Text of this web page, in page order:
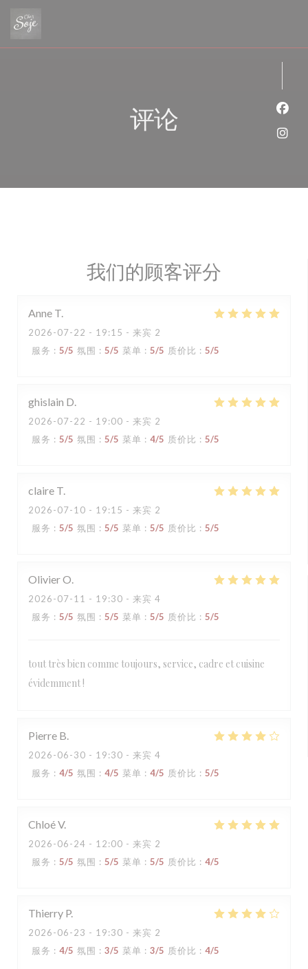
评论
我们的顾客评分
Anne T
2026-07-22 - 19:15 - 来宾 2
服务 : 5/5 氛围 : 5/5 菜单 : 5/5 质价比 : 5/5
ghislain D
2026-07-22 - 19:00 - 来宾 2
服务 : 5/5 氛围 : 5/5 菜单 : 4/5 质价比 : 5/5
claire T
2026-07-10 - 19:15 - 来宾 2
服务 : 5/5 氛围 : 5/5 菜单 : 5/5 质价比 : 5/5
OlivierO
2026-07-11 - 19:30 - 来宾 4
服务 : 5/5 氛围 : 5/5 菜单 : 5/5 质价比 : 5/5
tout très bien comme toujours, service, cadre et cuisine
évidemment !
Pierre B
2026-06-30 - 19:30 - 来宾 4
服务 : 4/5 氛围 : 4/5 菜单 : 4/5 质价比 : 5/5
ChloéV
2026-06-24 - 12:00 - 来宾 2
服务 : 5/5 氛围 : 5/5 菜单 : 5/5 质价比 : 4/5
Thierry P
2026-06-23 - 19:30 - 来宾 2
服务 : 4/5 氛围 : 3/5 菜单 : 3/5 质价比 : 4/5